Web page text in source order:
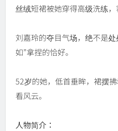
丝绒短裙被她穿得高级洗练，
刘嘉玲的夺目气场，绝不是
如”拿捏的恰好。
52岁的她，低首垂眸，裙摆
看风云。
人物简介：